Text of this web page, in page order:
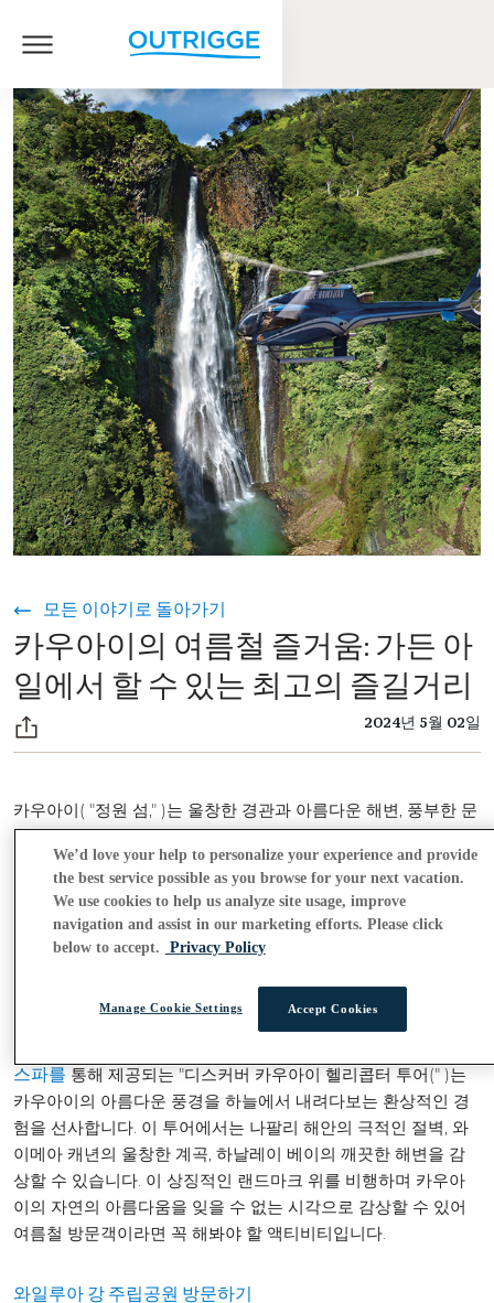
모든 이야기로 돌아가기
카우아이의 여름철 즐거움: 가든 아
일에서 할 수 있는 최고의 즐길거리
2024년 5월 02일
카우아이( "정원 섬," )는 울창한 경관과 아름다운 해변, 풍부한 문
화 유산으로 유명합니다. 여름은 자연의 아름다움과 활기찬 커뮤
니티 정신을 보여주는 다양한 액티비티와 이벤트가 열리는 시기
이므로 방문하기에 이상적인 시기입니다. 여름에 카우아이에서
즐길 수 있는 최고의 액티비티 몇 가지를 소개합니다:
카우아이의 아름다움을 경험하는 가장 멋진 방법 중 하나는 하늘
스파를 통해 제공되는 "디스커버 카우아이 헬리콥터 투어(" )는
카우아이의 아름다운 풍경을 하늘에서 내려다보는 환상적인 경
험을 선사합니다. 이 투어에서는 나팔리 해안의 극적인 절벽, 와
이메아 캐년의 울창한 계곡, 하날레이 베이의 깨끗한 해변을 감
상할 수 있습니다. 이 상징적인 랜드마크 위를 비행하며 카우아
이의 자연의 아름다움을 잊을 수 없는 시각으로 감상할 수 있어
여름철 방문객이라면 꼭 해봐야 할 액티비티입니다.​
와일루아 강 주립공원 방문하기
We’d love your help to personalize your experience and provide
the best service possible as you browse for your next vacation.
We use cookies to help us analyze site usage, improve
navigation and assist in our marketing efforts. Please click
below to accept.
Privacy Policy
Accept Cookies
Manage Cookie Settings